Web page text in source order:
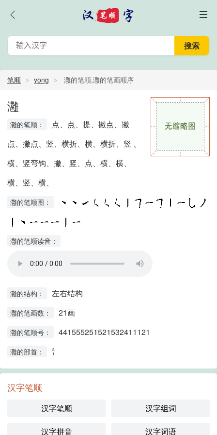
笔顺 yong 灉的笔顺,灉的笔画顺序
灉
灉的笔顺：
点、点、提、撇点、撇
点、撇点、竖、横折、横、横折、竖 、
横、竖弯钩、撇、竖、点、横、横、
横、竖、横、
灉的笔顺图：
灉的笔顺读音：
灉的结构： 左右结构
灉的笔画数： 21画
灉的笔顺号： 441555251521532411121
灉的部首： 氵
汉字笔顺
汉字笔顺 汉字组词
汉字拼音 汉字词语